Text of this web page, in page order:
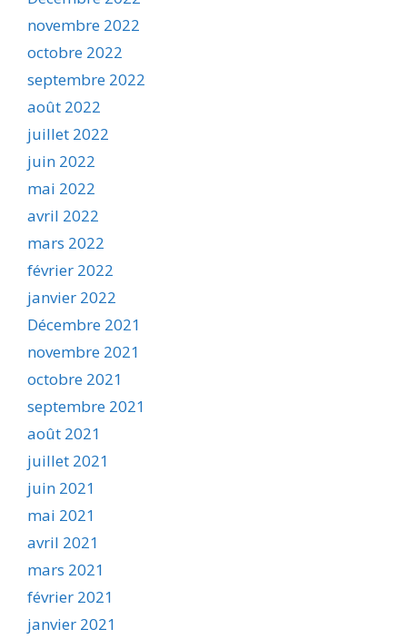
novembre 2022
octobre 2022
septembre 2022
août 2022
juillet 2022
juin 2022
mai 2022
avril 2022
mars 2022
février 2022
janvier 2022
Décembre 2021
novembre 2021
octobre 2021
septembre 2021
août 2021
juillet 2021
juin 2021
mai 2021
avril 2021
mars 2021
février 2021
janvier 2021